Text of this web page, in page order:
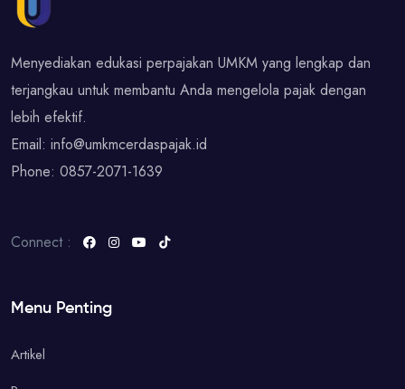
Menyediakan edukasi perpajakan UMKM yang lengkap dan
terjangkau untuk membantu Anda mengelola pajak dengan
lebih efektif.
Email: info@umkmcerdaspajak.id
Phone: 0857-2071-1639
Connect :
Menu Penting
Artikel